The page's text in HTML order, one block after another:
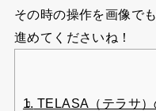
その時の操作を画像で
進めてくださいね！
1. TELASA（テラサ